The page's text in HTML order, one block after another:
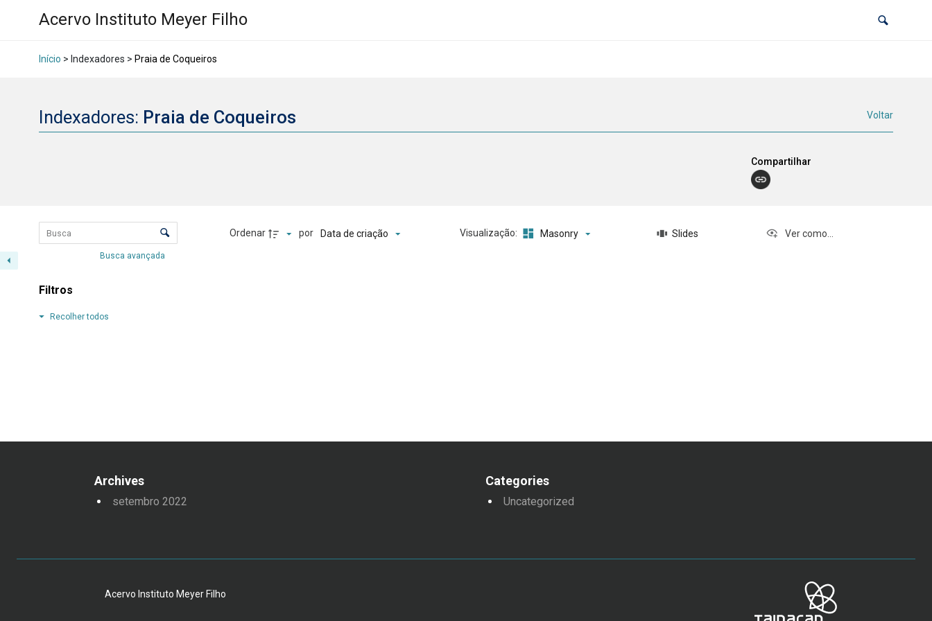
Acervo Instituto Meyer Filho
Início > Indexadores > Praia de Coqueiros
Indexadores: Praia de Coqueiros Voltar
Compartilhar
Lista de itens
Controle de ordenação e visualização
Busca avançada
Ordenar por Data de criação Visualização: Masonry Slides Ver como...
Filtros
Recolher todos
Archives
setembro 2022
Categories
Uncategorized
Acervo Instituto Meyer Filho